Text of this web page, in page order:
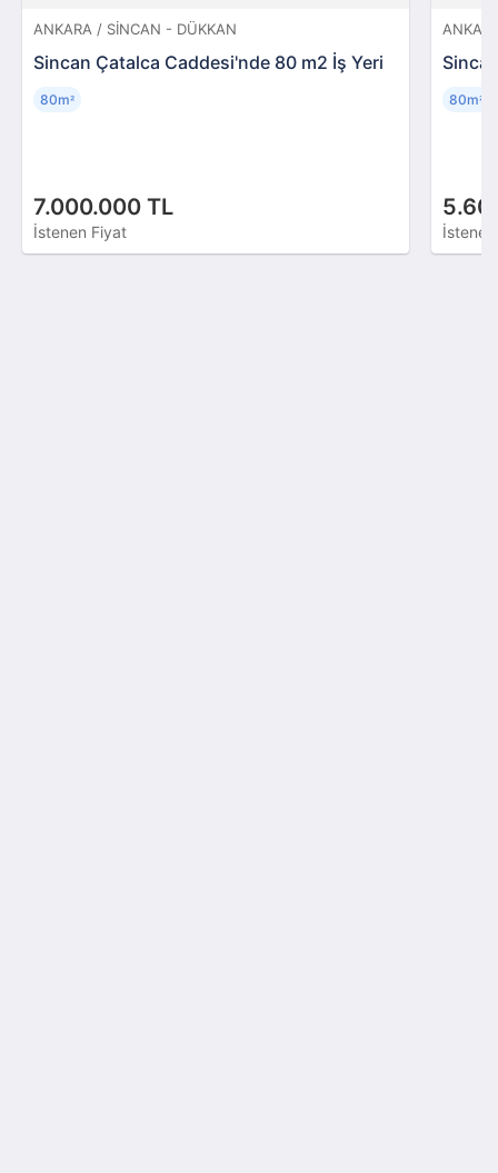
ANKARA / SINCAN - DÜKKAN
Sincan Çatalca Caddesi'nde 80 m2 İş Yeri
7.000.000 TL
İstenen Fiyat
80m² 80m²